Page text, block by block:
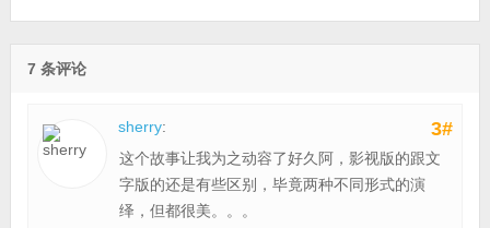
7 条评论
3#
sherry:
这个故事让我为之动容了好久阿，影视版的跟文
字版的还是有些区别，毕竟两种不同形式的演
绎，但都很美。。。